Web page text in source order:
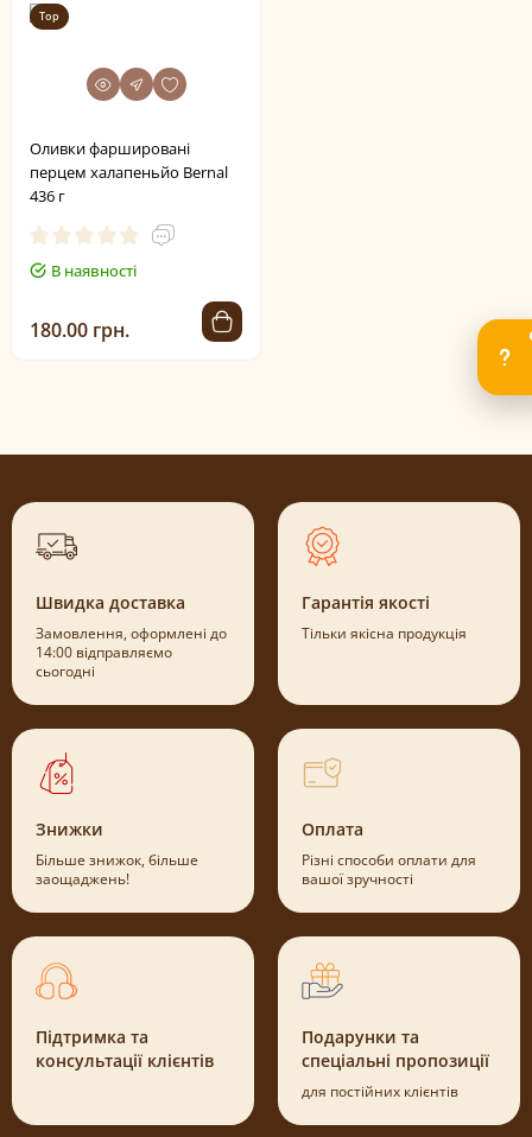
Top
Оливки фаршировані
перцем халапеньйо Bernal
436 г
В наявності
180.00 грн.
Швидка доставка
Замовлення, оформлені до
14:00 відправляємо
сьогодні
Гарантія якості
Тільки якісна продукція
Знижки
Більше знижок, більше
заощаджень!
Оплата
Різні способи оплати для
вашої зручності
Підтримка та
консультації клієнтів
Подарунки та
спеціальні пропозиції
для постійних клієнтів